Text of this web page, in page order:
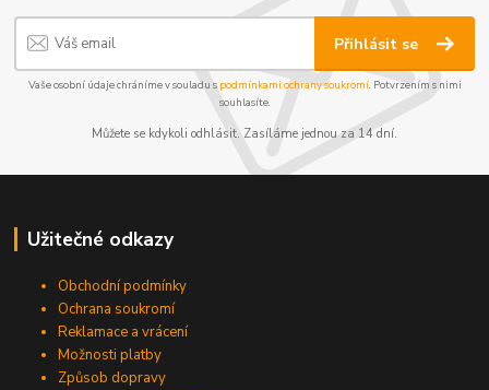
Přihlásit se
Vaše osobní údaje chráníme v souladu s podmínkami ochrany soukromí. Potvrzením s nimi
souhlasíte.
Můžete se kdykoli odhlásit. Zasíláme jednou za 14 dní.
Užitečné odkazy
Obchodní podmínky
Ochrana soukromí
Reklamace a vrácení
Možnosti platby
Způsob dopravy